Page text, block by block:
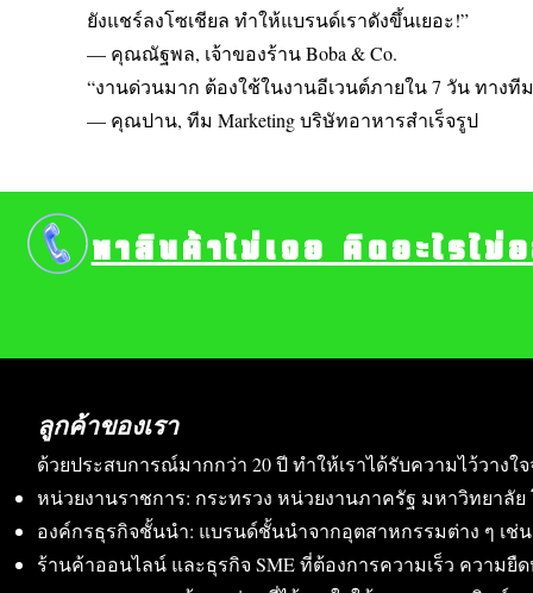
ยังแชร์ลงโซเชียล ทำให้แบรนด์เราดังขึ้นเยอะ!”
— คุณณัฐพล, เจ้าของร้าน Boba & Co.
“งานด่วนมาก ต้องใช้ในงานอีเวนต์ภายใน 7 วัน ทาง
— คุณปาน, ทีม Marketing บริษัทอาหารสำเร็จรูป
ลูกค้าของเรา
ด้วยประสบการณ์มากกว่า 20 ปี ทำให้เราได้รับความไว้วา
หน่วยงานราชการ: กระทรวง หน่วยงานภาครัฐ มหาวิทยาลัย
องค์กรธุรกิจชั้นนำ: แบรนด์ชั้นนำจากอุตสาหกรรมต่าง ๆ เช่
ร้านค้าออนไลน์ และธุรกิจ SME ที่ต้องการความเร็ว ความยื
หาสินค้าไม่เจอ คิดอะไรไ